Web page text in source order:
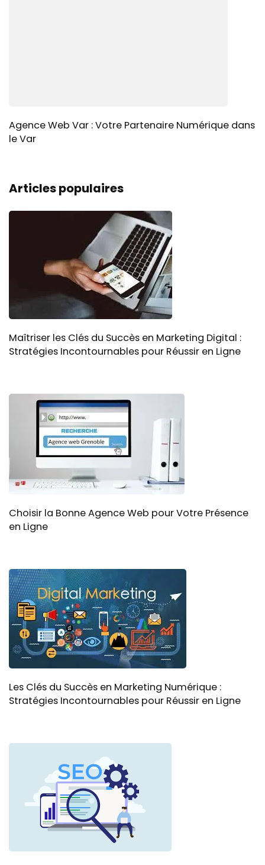
Agence Web Var : Votre Partenaire Numérique dans
le Var
Articles populaires
Maîtriser les Clés du Succès en Marketing Digital :
Stratégies Incontournables pour Réussir en Ligne
Choisir la Bonne Agence Web pour Votre Présence
en Ligne
Les Clés du Succès en Marketing Numérique :
Stratégies Incontournables pour Réussir en Ligne